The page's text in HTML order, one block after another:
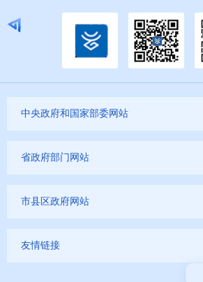
中央政府和国家部委网站
省政府部门网站
市县区政府网站
友情链接